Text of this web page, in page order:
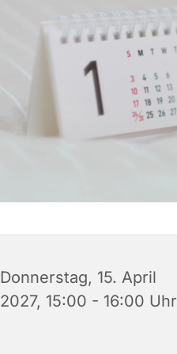
Donnerstag, 15. April
2027, 15:00 - 16:00 Uhr